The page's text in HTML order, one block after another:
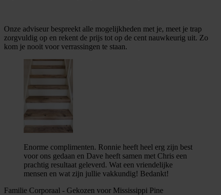
Onze adviseur bespreekt alle mogelijkheden met je, meet je trap
zorgvuldig op en rekent de prijs tot op de cent nauwkeurig uit. Zo
kom je nooit voor verrassingen te staan.
Enorme complimenten. Ronnie heeft heel erg zijn best
voor ons gedaan en Dave heeft samen met Chris een
prachtig resultaat geleverd. Wat een vriendelijke
mensen en wat zijn jullie vakkundig! Bedankt!
Familie Corporaal - Gekozen voor Mississippi Pine